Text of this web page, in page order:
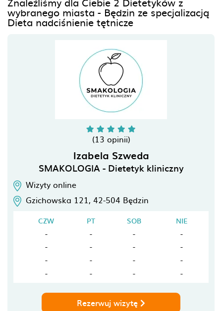
wybranego miasta - Będzin ze specjalizacją
Dieta nadciśnienie tętnicze
(13 opinii)
Izabela Szweda
SMAKOLOGIA - Dietetyk kliniczny
Wizyty online
Gzichowska 121, 42-504 Będzin
CZW PT SOB
NIE
-
- -
-
-
- -
-
-
- -
-
-
- - -
Rezerwuj wizytę